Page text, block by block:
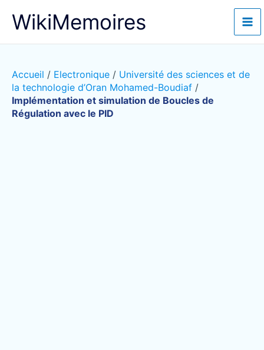
WikiMemoires
Accueil / Electronique / Université des sciences et de
la technologie d’Oran Mohamed-Boudiaf /
Implémentation et simulation de Boucles de
Régulation avec le PID